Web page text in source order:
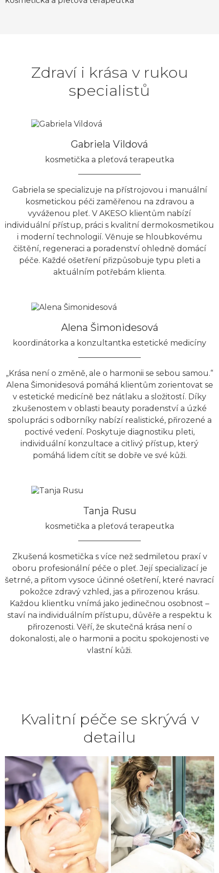
Zdraví i krása v rukou
specialistů
Gabriela Vildová
kosmetička a pleťová terapeutka
Gabriela se specializuje na přístrojovou i manuální
kosmetickou péči zaměřenou na zdravou a
vyváženou pleť. V AKESO klientům nabízí
individuální přístup, práci s kvalitní dermokosmetikou
i moderní technologií. Věnuje se hloubkovému
čištění, regeneraci a poradenství ohledně domácí
péče. Každé ošetření přizpůsobuje typu pleti a
aktuálním potřebám klienta.
Alena Šimonidesová
koordinátorka a konzultantka estetické medicíny
„Krása není o změně, ale o harmonii se sebou samou.“
Alena Šimonidesová pomáhá klientům zorientovat se
v estetické medicíně bez nátlaku a složitostí. Díky
zkušenostem v oblasti beauty poradenství a úzké
spolupráci s odborníky nabízí realistické, přirozené a
poctivé vedení. Poskytuje diagnostiku pleti,
individuální konzultace a citlivý přístup, který
pomáhá lidem cítit se dobře ve své kůži.
Tanja Rusu
kosmetička a pleťová terapeutka
Zkušená kosmetička s více než sedmiletou praxí v
oboru profesionální péče o pleť. Její specializací je
šetrné, a přitom vysoce účinné ošetření, které navrací
pokožce zdravý vzhled, jas a přirozenou krásu.
Každou klientku vnímá jako jedinečnou osobnost –
staví na individuálním přístupu, důvěře a respektu k
přirozenosti. Věří, že skutečná krása není o
dokonalosti, ale o harmonii a pocitu spokojenosti ve
vlastní kůži.
Kvalitní péče se skrývá v
detailu